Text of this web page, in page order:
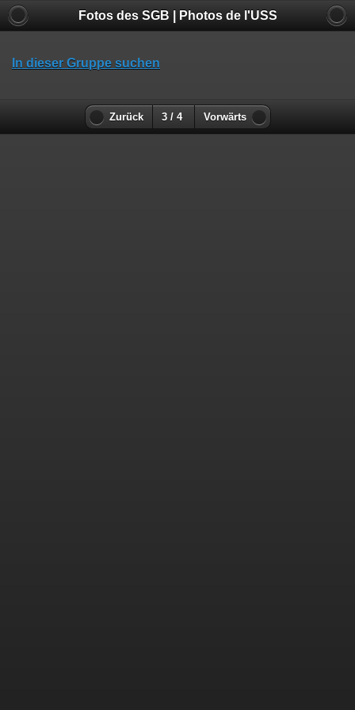
Fotos des SGB | Photos de l'USS
In dieser Gruppe suchen
Zurück 3 / 4 Vorwärts